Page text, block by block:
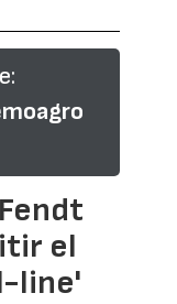
el
line'